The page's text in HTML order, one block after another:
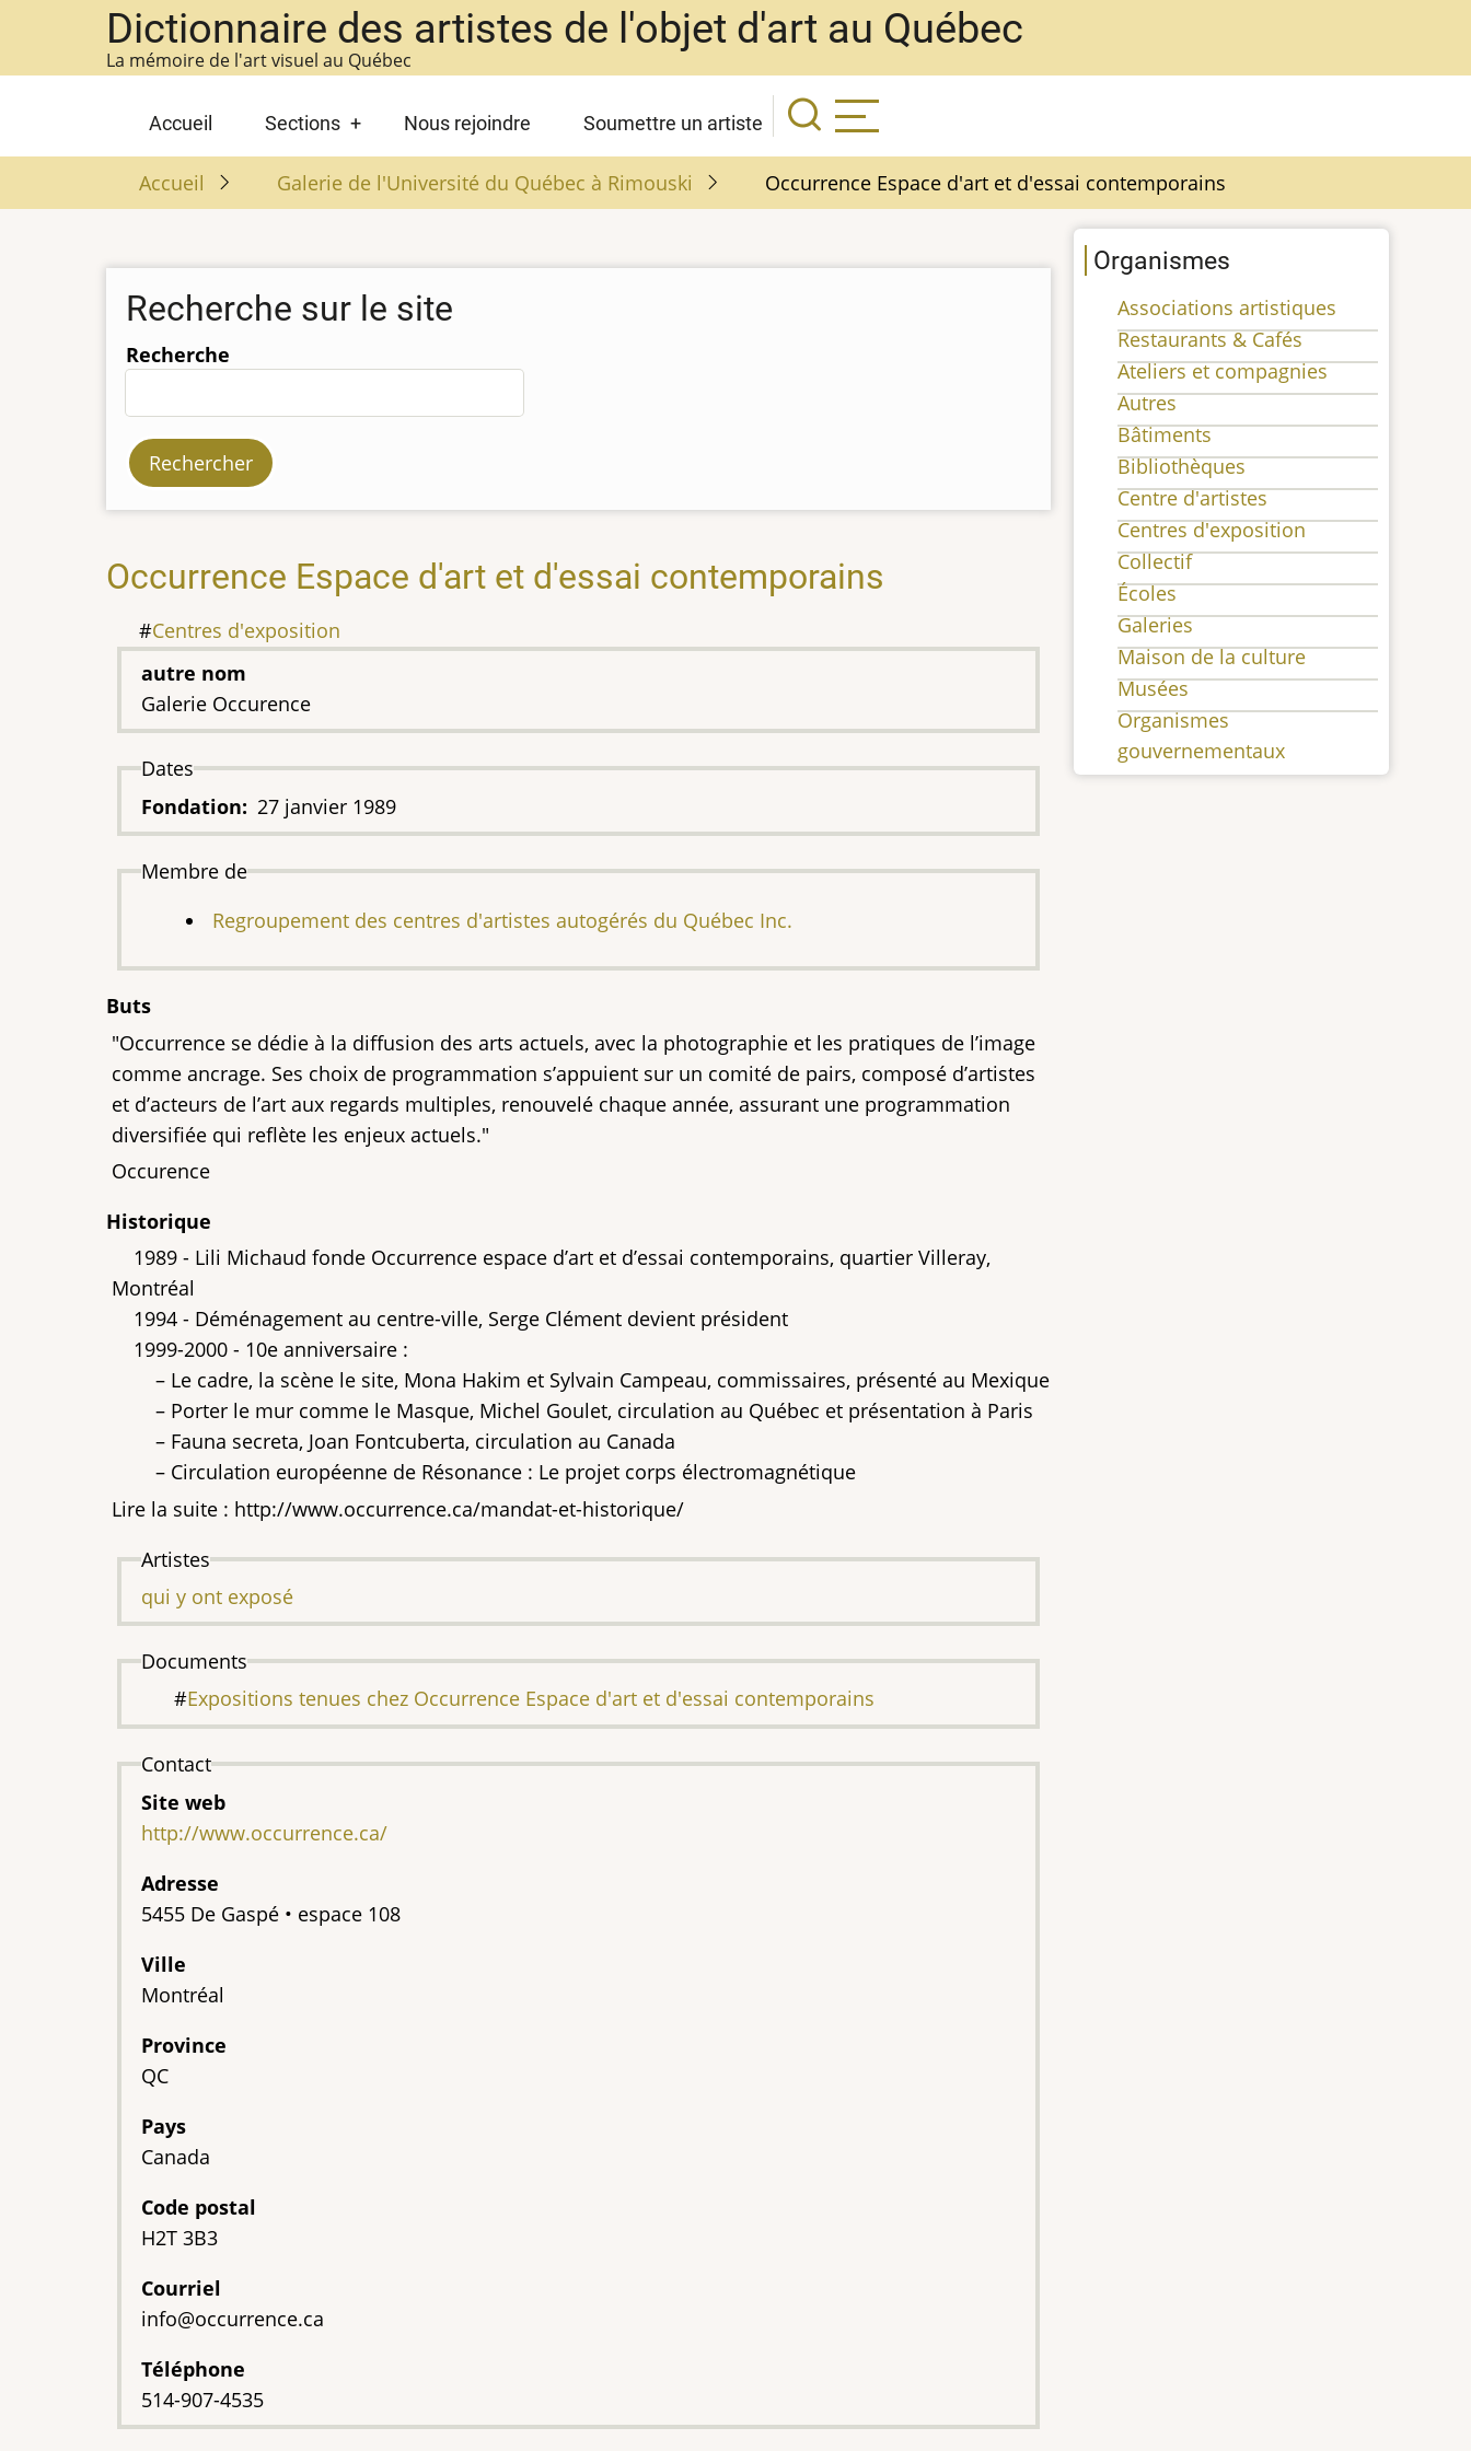
contenu
Dictionnaire des artistes de l'objet d'art au Québec
La mémoire de l'art visuel au Québec
Main
navigation
Accueil Sections Nous rejoindre Soumettre un artiste
Accueil Galerie de l'Université du Québec à Rimouski Occurrence Espace d'art et d'essai contemporains
Recherche sur le site
Recherche
Occurrence Espace d'art et d'essai contemporains
Centres d'exposition
autre nom
Galerie Occurence
Dates
Fondation
27 janvier 1989
Membre de
Regroupement des centres d'artistes autogérés du Québec Inc.
Buts
"Occurrence se dédie à la diffusion des arts actuels, avec la photographie et les pratiques de l’image
comme ancrage. Ses choix de programmation s’appuient sur un comité de pairs, composé d’artistes
et d’acteurs de l’art aux regards multiples, renouvelé chaque année, assurant une programmation
diversifiée qui reflète les enjeux actuels."
Occurence
Historique
1989 - Lili Michaud fonde Occurrence espace d’art et d’essai contemporains, quartier Villeray,
Montréal
1994 - Déménagement au centre-ville, Serge Clément devient président
1999-2000 - 10e anniversaire :
– Le cadre, la scène le site, Mona Hakim et Sylvain Campeau, commissaires, présenté au Mexique
– Porter le mur comme le Masque, Michel Goulet, circulation au Québec et présentation à Paris
– Fauna secreta, Joan Fontcuberta, circulation au Canada
– Circulation européenne de Résonance : Le projet corps électromagnétique
Lire la suite : http://www.occurrence.ca/mandat-et-historique/
Artistes
qui y ont exposé
Documents
Expositions tenues chez Occurrence Espace d'art et d'essai contemporains
Contact
Site web
http://www.occurrence.ca/
Adresse
5455 De Gaspé • espace 108
Ville
Montréal
Province
QC
Pays
Canada
Code postal
H2T 3B3
Courriel
info@occurrence.ca
Téléphone
514-907-4535
Organismes
Associations artistiques
Restaurants & Cafés
Ateliers et compagnies
Autres
Bâtiments
Bibliothèques
Centre d'artistes
Centres d'exposition
Collectif
Écoles
Galeries
Maison de la culture
Musées
Organismes
gouvernementaux